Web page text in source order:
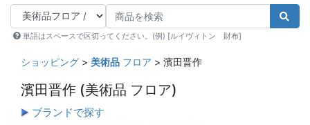
単語はスペースで区切ってください。(例) [ルイヴィトン 財布]
ショッピング > 美術品 フロア > 濱田晋作
濱田晋作 (美術品 フロア)
ブランドで探す